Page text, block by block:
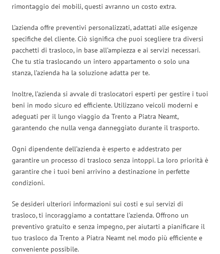
rimontaggio dei mobili, questi avranno un costo extra.
L’azienda offre preventivi personalizzati, adattati alle esigenze
specifiche del cliente. Ciò significa che puoi scegliere tra diversi
pacchetti di trasloco, in base all’ampiezza e ai servizi necessari.
Che tu stia traslocando un intero appartamento o solo una
stanza, l’azienda ha la soluzione adatta per te.
Inoltre, l’azienda si avvale di traslocatori esperti per gestire i tuoi
beni in modo sicuro ed efficiente. Utilizzano veicoli moderni e
adeguati per il lungo viaggio da Trento a Piatra Neamt,
garantendo che nulla venga danneggiato durante il trasporto.
Ogni dipendente dell’azienda è esperto e addestrato per
garantire un processo di trasloco senza intoppi. La loro priorità è
garantire che i tuoi beni arrivino a destinazione in perfette
condizioni.
Se desideri ulteriori informazioni sui costi e sui servizi di
trasloco, ti incoraggiamo a contattare l’azienda. Offrono un
preventivo gratuito e senza impegno, per aiutarti a pianificare il
tuo trasloco da Trento a Piatra Neamt nel modo più efficiente e
conveniente possibile.